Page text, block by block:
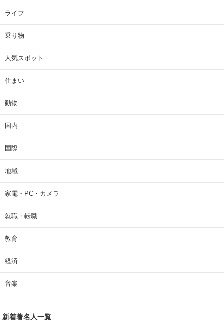
ライフ
乗り物
人気スポット
住まい
動物
国内
国際
地域
家電・PC・カメラ
就職・転職
教育
経済
音楽
新着著名人一覧